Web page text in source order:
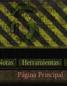
Herramientas
Página Principal